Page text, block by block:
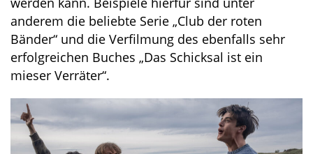
anderem die beliebte Serie „Club der roten
Bänder“ und die Verfilmung des ebenfalls sehr
erfolgreichen Buches „Das Schicksal ist ein
mieser Verräter“.